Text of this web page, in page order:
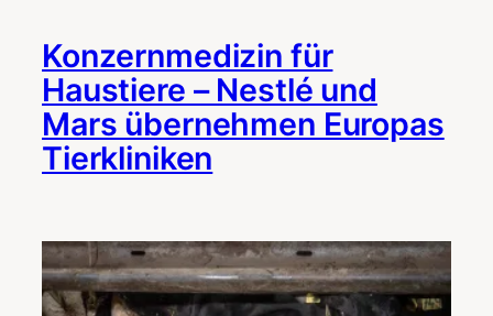
Konzernmedizin für
Haustiere – Nestlé und
Mars übernehmen Europas
Tierkliniken